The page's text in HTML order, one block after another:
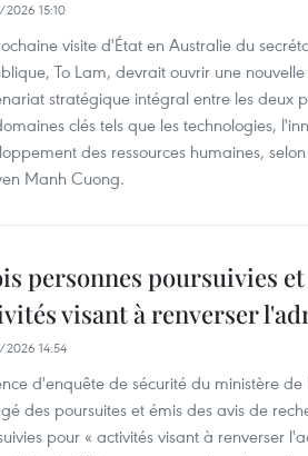
15:10
visite d'État en Australie du
To Lam, devrait ouvrir une
stratégique intégral entre les deux
clés tels que les technologies,
des ressources humaines,
Manh Cuong.
personnes poursuivies
visant à renverser
14:54
d'enquête de sécurité du ministère
des poursuites et émis des avis de
pour « activités visant à renverser